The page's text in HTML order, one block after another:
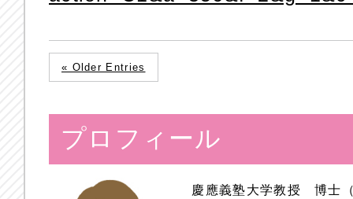
« Older Entries
プロフィール
慶應義塾大学教授 博士